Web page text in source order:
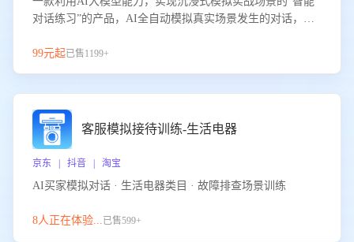
对话练习”的产品，AI全自动模拟真实场景发生的对话，企
服能力。
99元起已售1199+
客服模拟接待训练-生活电器
京东 | 抖音 | 淘宝
AI买家模拟对话 · 生活电器类目 · 故障排查场景训练
8人正在体验...已售599+